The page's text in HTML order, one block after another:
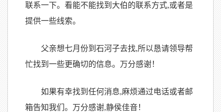
联系一下。看能不能找到大伯的联系方式,或者是
提供一些线索。
父亲想七月份到石河子去找,所以恳请领导帮
忙找到一些更确切的信息。万分感谢！
如果有幸找到任何消息,麻烦通过电话或者邮
箱告知我们。万分感谢,静侯佳音！